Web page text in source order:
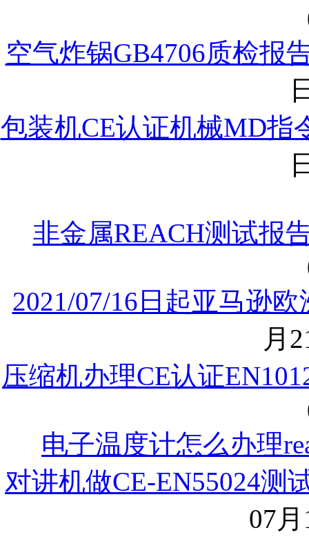
空气炸锅GB4706质检报
包装机CE认证机械MD指
非金属REACH测试报
2021/07/16日起亚马逊
月
压缩机办理CE认证
电子温度计怎么办理
对讲机做CE-EN55024测
07